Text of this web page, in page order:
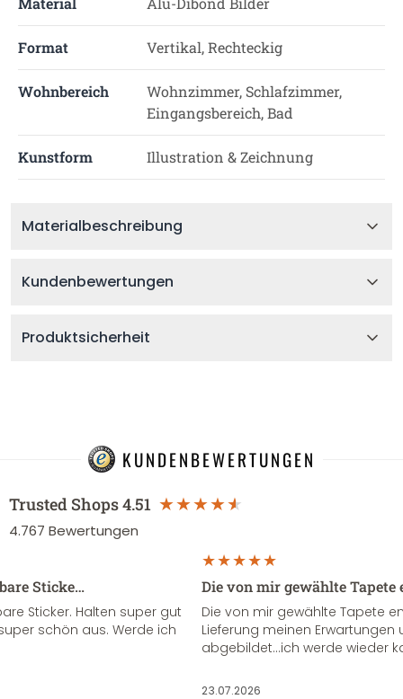
Format Vertikal, Rechteckig
Wohnbereich
Wohnzimmer, Schlafzimmer,
Eingangsbereich, Bad
Kunstform Illustration & Zeichnung
Materialbeschreibung
Kundenbewertungen
Produktsicherheit
KUNDENBEWERTUNGEN
Trusted Shops4.51
4.767 Bewertungen
Sticke…
Sticker. Halten super gut
schön aus. Werde ich
Die von mir gewählte
Die von mir gewählte Tapete
Lieferung meinen Erwartungen
abgebildet...ich werde wieder
23.07.2026